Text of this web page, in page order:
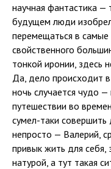
научная фантастика —
будущем люди
перемещаться в самые
свойственного
тонкой иронии, здесь
Да, дело происходит
ночь случается чудо
путешествии во
сумел-таки
непросто — Валерий,
привык жить для себя,
натурой, а тут такая